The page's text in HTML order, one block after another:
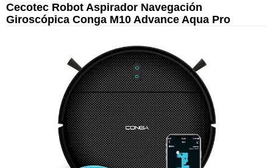
Cecotec Robot Aspirador Navegación
Giroscópica Conga M10 Advance Aqua Pro